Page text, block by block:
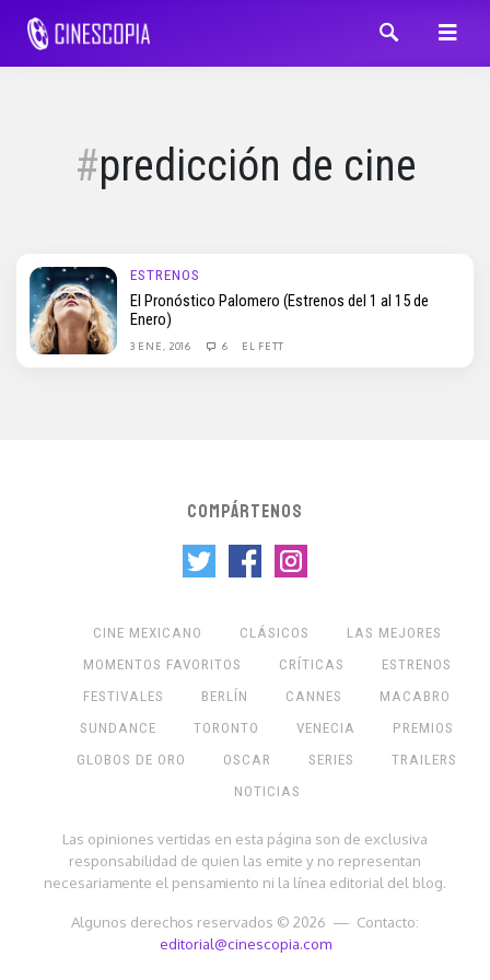
predicción de cine
ESTRENOS
El Pronóstico Palomero (Estrenos del 1 al 15 de
Enero)
3 ENE, 2016 6 EL FETT
COMPÁRTENOS
CINE MEXICANO CLÁSICOS
LAS MEJORES
MOMENTOS FAVORITOS
CRÍTICAS
ESTRENOS
FESTIVALES
BERLÍN CANNES
MACABRO
SUNDANCE
TORONTO VENECIA
PREMIOS
GLOBOS DE ORO
OSCAR SERIES
TRAILERS
NOTICIAS
Las opiniones vertidas en esta página son de exclusiva
responsabilidad de quien las emite y no representan
necesariamente el pensamiento ni la línea editorial del blog.
Algunos derechos reservados © 2026 — Contacto:
editorial@cinescopia.com